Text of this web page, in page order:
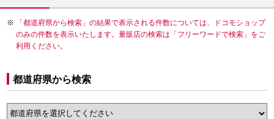
「都道府県から検索」の結果で表示される件数については、ドコモショップ
のみの件数を表示いたします。量販店の検索は「フリーワードで検索」をご
利用ください。
都道府県から検索